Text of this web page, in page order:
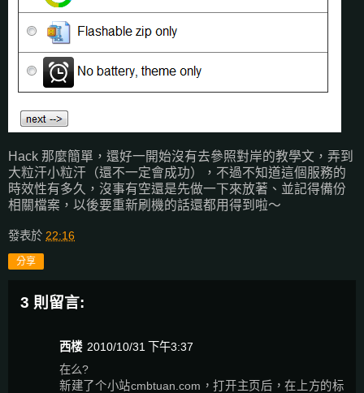
Hack 那麼簡單，還好一開始沒有去參照對岸的教學文，弄到
大粒汗小粒汗（還不一定會成功），不過不知道這個服務的
時效性有多久，沒事有空還是先做一下來放著、並記得備份
相關檔案，以後要重新刷機的話還都用得到啦～
發表於 22:16
分享
3 則留言:
西楼 2010/10/31 下午3:37
在么?
新建了个小站cmbtuan.com，打开主页后，在上方的标